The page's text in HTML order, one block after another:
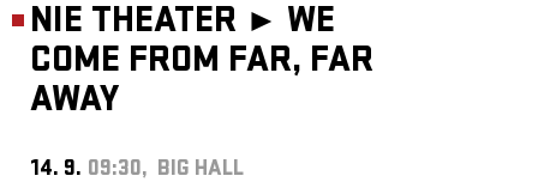
NIE THEATER ► WE
COME FROM FAR, FAR
AWAY
14. 9. 09:30, BIG HALL